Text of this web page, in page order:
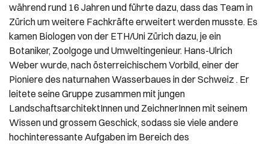
während rund 16 Jahren und führte dazu, dass das Team in
Zürich um weitere Fachkräfte erweitert werden musste. Es
kamen Biologen von der ETH/Uni Zürich dazu, je ein
Botaniker, Zoolgoge und Umweltingenieur. Hans-Ulrich
Weber wurde, nach österreichischem Vorbild, einer der
Pioniere des naturnahen Wasserbaues in der Schweiz . Er
leitete seine Gruppe zusammen mit jungen
LandschaftsarchitektInnen und ZeichnerInnen mit seinem
Wissen und grossem Geschick, sodass sie viele andere
hochinteressante Aufgaben im Bereich des